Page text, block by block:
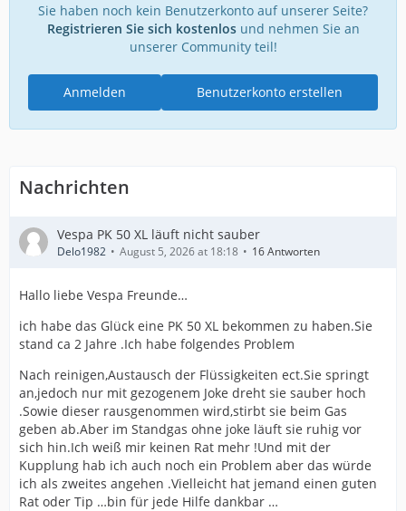
Sie haben noch kein Benutzerkonto auf unserer Seite?
Registrieren Sie sich kostenlosund nehmen Sie an
unserer Community teil!
Benutzerkonto erstellen
Anmelden
Nachrichten
Vespa PK 50 XL läuft nicht sauber
Delo1982 August 5, 2026 at 18:18 16 Antworten
Hallo liebe Vespa Freunde…
ich habe das Glück eine PK 50 XL bekommen zu haben.Sie
stand ca 2 Jahre .Ich habe folgendes Problem
Nach reinigen,Austausch der Flüssigkeiten ect.Sie springt
an,jedoch nur mit gezogenem Joke dreht sie sauber hoch
.Sowie dieser rausgenommen wird,stirbt sie beim Gas
geben ab.Aber im Standgas ohne joke läuft sie ruhig vor
sich hin.Ich weiß mir keinen Rat mehr !Und mit der
Kupplung hab ich auch noch ein Problem aber das würde
ich als zweites angehen .Vielleicht hat jemand einen guten
Rat oder Tip …bin für jede Hilfe dankbar …